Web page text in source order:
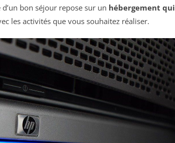
bon séjour repose sur un hébergement qui
les activités que vous souhaitez réaliser.